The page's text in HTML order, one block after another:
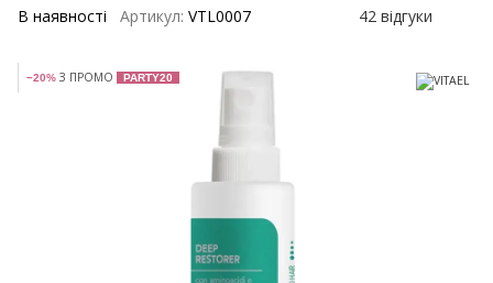
В наявності Артикул: VTL0007 42 відгуки
−20% З ПРОМО PARTY20